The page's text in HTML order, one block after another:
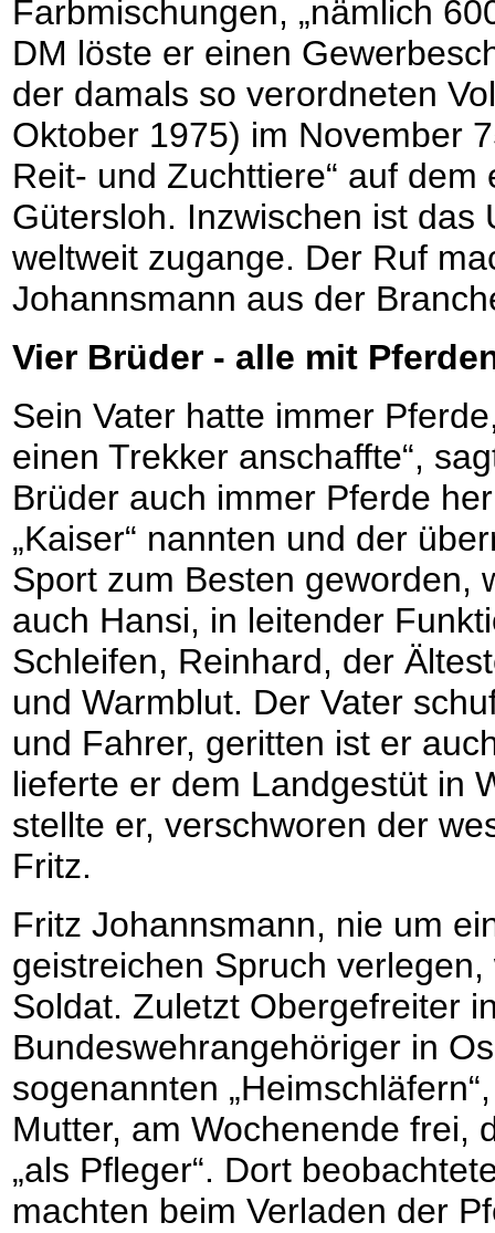
Farbmischungen, „nämlich
DM löste er einen
der damals so verordneten
Oktober 1975) im November
Reit- und Zuchttiere“ auf
Gütersloh. Inzwischen ist das
weltweit zugange. Der Ruf
Johannsmann aus der
Vier Brüder - alle mit
Sein Vater hatte immer
einen Trekker anschaffte“,
Brüder auch immer Pferde
„Kaiser“ nannten und der
Sport zum Besten geworden,
auch Hansi, in leitender
Schleifen, Reinhard, der
und Warmblut. Der Vater
und Fahrer, geritten ist er
lieferte er dem Landgestüt in
stellte er, verschworen der
Fritz.
Fritz Johannsmann, nie um
geistreichen Spruch
Soldat. Zuletzt Obergefreiter
Bundeswehrangehöriger in
sogenannten
Mutter, am Wochenende frei,
„als Pfleger“. Dort
machten beim Verladen der